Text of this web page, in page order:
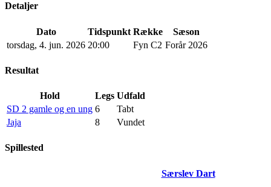
Detaljer
Dato Tidspunkt Række
Sæson
torsdag, 4. jun. 2026 20:00 Fyn C2 Forår 2026
Resultat
Hold Legs Udfald
SD 2 gamle og en ung 6
Tabt
Jaja
8 Vundet
Spillested
Særslev Dart